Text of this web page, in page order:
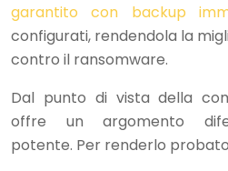
garantito con backup
configurati, rendendola la
contro il ransomware.
Dal punto di vista della
offre un argomento
potente. Per renderlo